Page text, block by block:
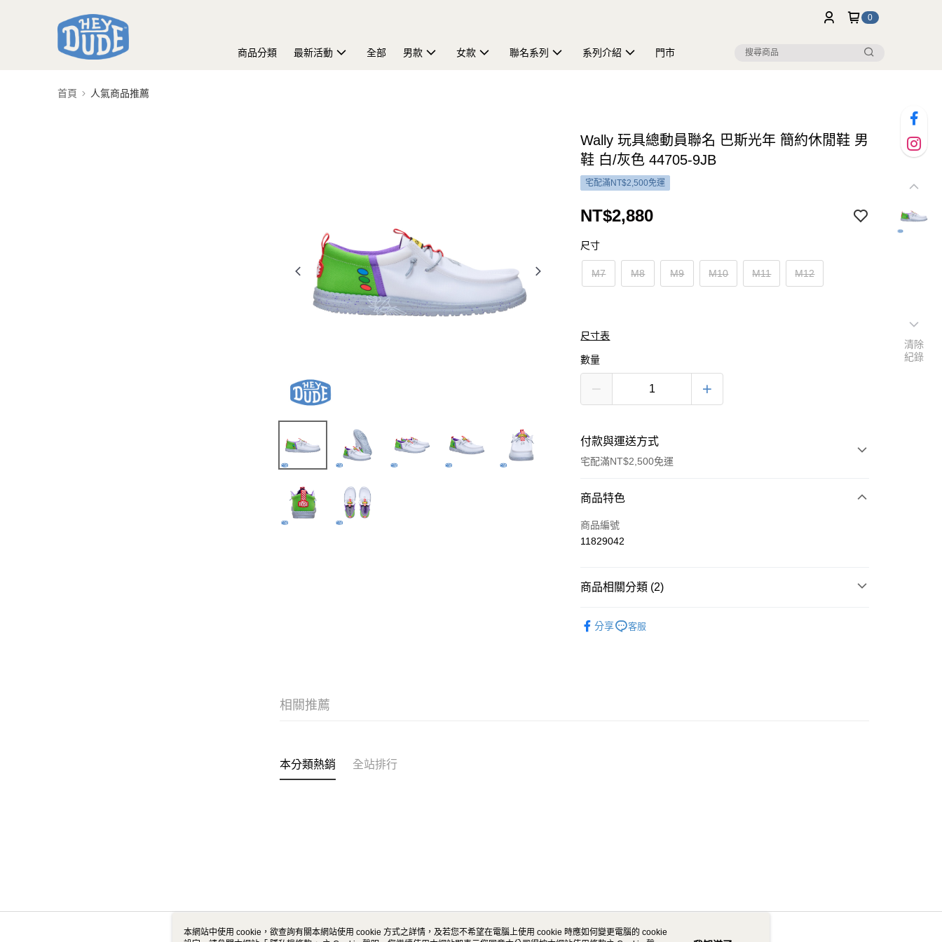
0
商品分類 最新活動 全部 男款 女款 聯名系列 系列介紹 門市
首頁 人氣商品推薦
Wally 玩具總動員聯名 巴斯光年 簡約休閒鞋 男
鞋 白/灰色 44705-9JB
宅配滿NT$2,500免運
NT$2,880
尺寸
M7 M8 M9 M10 M11 M12
尺寸表
數量
付款與運送方式
宅配滿NT$2,500免運
付款方式
信用卡一次付款
宅配
商品特色
商品編號
11829042
商品相關分類 (2)
分享 客服
相關推薦
本分類熱銷 全站排行
清除
紀錄
本網站中使用 cookie，欲查詢有關本網站使用 cookie 方式之詳情，及若您不希望在電腦上使用 cookie 時應如何變更電腦的 cookie